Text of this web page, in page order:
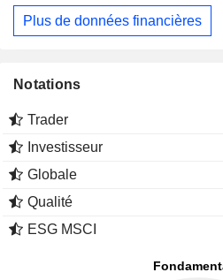
Mota-Engil, SGPS, S.A.
Lineas et de ses filiales, un
principalement en Amérique latine.
Plus de données financières
Notations
Trader
Investisseur
Globale
Qualité
ESG MSCI